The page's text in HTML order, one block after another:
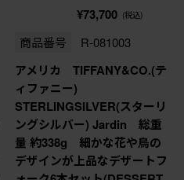
¥73,700 (税込)
商品番号 R-081003
アメリカ TIFFANY&CO.(テ
ィファニー)
STERLINGSILVER(スターリ
ングシルバー) Jardin 総重
量 約338g 細かな花や鳥の
デザインが上品なデザートフ